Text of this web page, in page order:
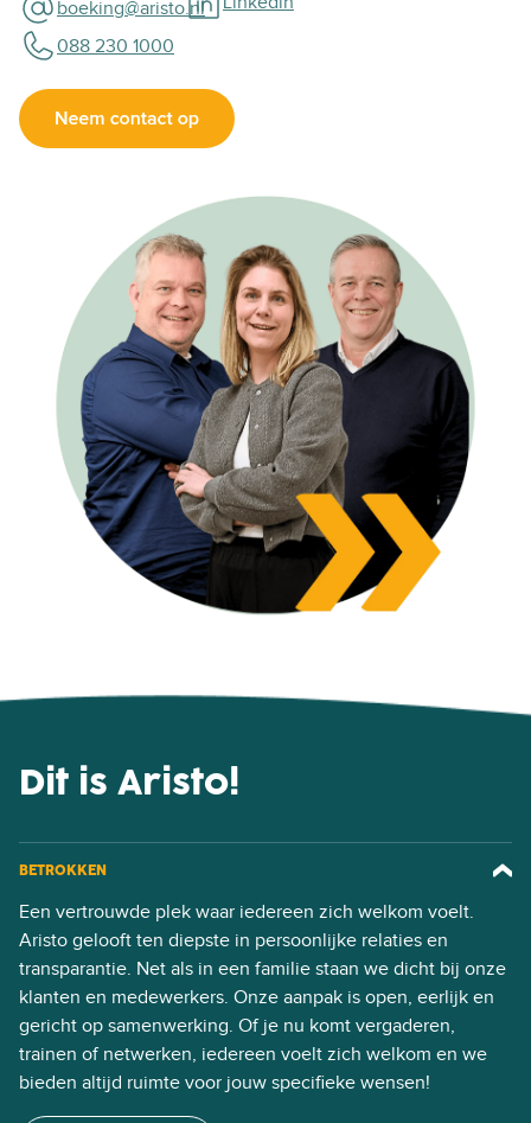
boeking@aristo.nl
088 230 1000
Dit is Aristo!
BETROKKEN
Een vertrouwde plek waar iedereen zich welkom voelt.
Aristo gelooft ten diepste in persoonlijke relaties en
transparantie. Net als in een familie staan we dicht bij onze
klanten en medewerkers. Onze aanpak is open, eerlijk en
gericht op samenwerking. Of je nu komt vergaderen,
trainen of netwerken, iedereen voelt zich welkom en we
bieden altijd ruimte voor jouw specifieke wensen!